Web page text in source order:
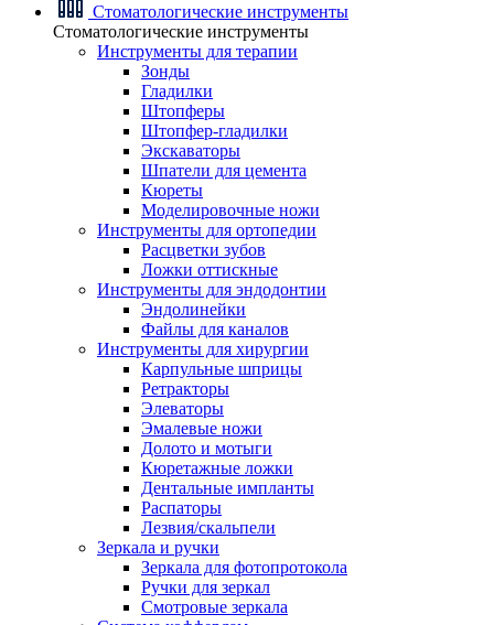
Стоматологические инструменты
Стоматологические инструменты
Инструменты для терапии
Зонды
Гладилки
Штопферы
Штопфер-гладилки
Экскаваторы
Шпатели для цемента
Кюреты
Моделировочные ножи
Инструменты для ортопедии
Расцветки зубов
Ложки оттискные
Инструменты для эндодонтии
Эндолинейки
Файлы для каналов
Инструменты для хирургии
Карпульные шприцы
Ретракторы
Элеваторы
Эмалевые ножи
Долото и мотыги
Кюретажные ложки
Дентальные импланты
Распаторы
Лезвия/скальпели
Зеркала и ручки
Зеркала для фотопротокола
Ручки для зеркал
Смотровые зеркала